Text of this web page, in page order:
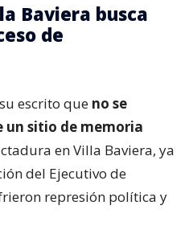
Baviera busca
de
escrito que no se
un sitio de memoria
en Villa Baviera, ya
del Ejecutivo de
represión política y